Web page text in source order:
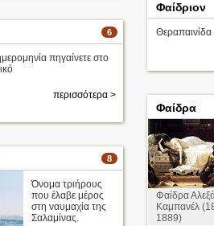
Φαίδριον
6
πηγαίνετε στο
περισσότερα >
Φαίδρα
Φαίδρα
Καμπανέλ
1889)
8
Όνομα τριήρους
που έλαβε μέρος
στη ναυμαχία της
Σαλαμίνας.